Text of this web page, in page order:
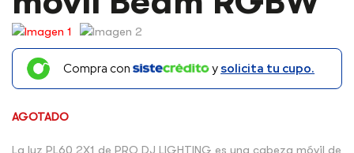
Compra con y solicita tu cupo.
AGOTADO
La luz PL60 2X1 de PRO DJ LIGHTING es una cabeza móvil de